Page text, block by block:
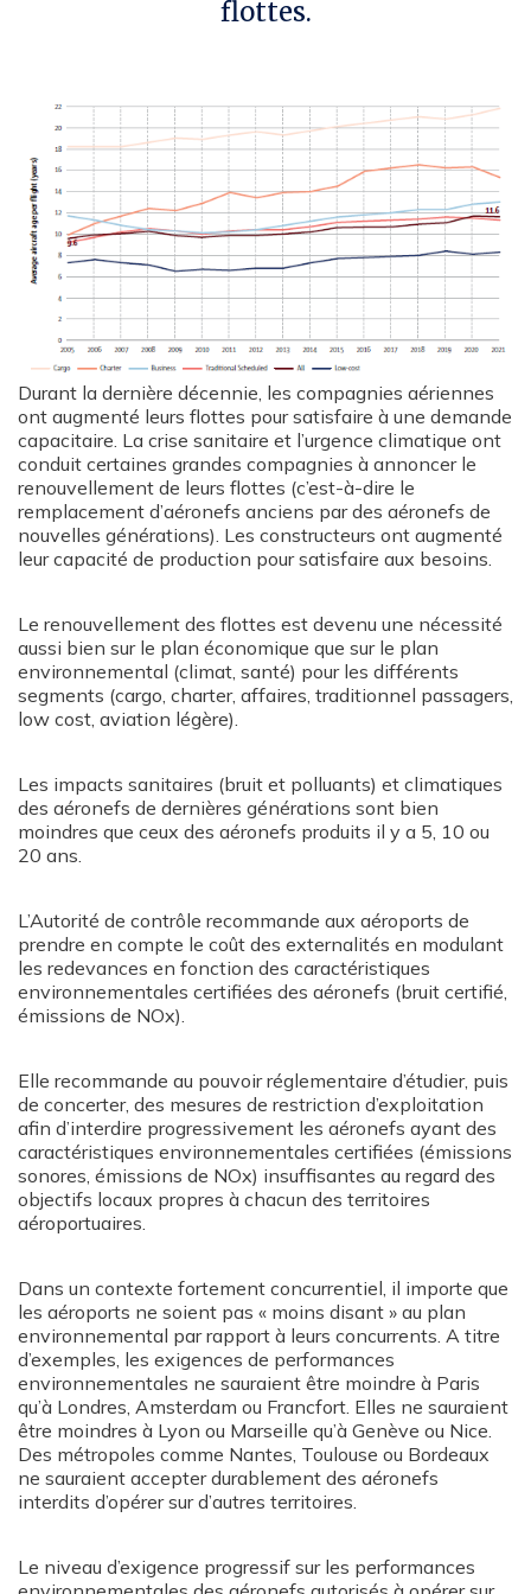
flottes.
Graphique
illustrant
l'âge
moyen
présenté
par
les
aéronefs
Durant la dernière décennie, les compagnies aériennes
ont augmenté leurs flottes pour satisfaire à une demande
capacitaire. La crise sanitaire et l’urgence climatique ont
conduit certaines grandes compagnies à annoncer le
renouvellement de leurs flottes (c’est-à-dire le
remplacement d’aéronefs anciens par des aéronefs de
nouvelles générations). Les constructeurs ont augmenté
leur capacité de production pour satisfaire aux besoins.
Le renouvellement des flottes est devenu une nécessité
aussi bien sur le plan économique que sur le plan
environnemental (climat, santé) pour les différents
segments (cargo, charter, affaires, traditionnel passagers,
low cost, aviation légère).
Les impacts sanitaires (bruit et polluants) et climatiques
des aéronefs de dernières générations sont bien
moindres que ceux des aéronefs produits il y a 5, 10 ou
20 ans.
L’Autorité de contrôle recommande aux aéroports de
prendre en compte le coût des externalités en modulant
les redevances en fonction des caractéristiques
environnementales certifiées des aéronefs (bruit certifié,
émissions de NOx).
Elle recommande au pouvoir réglementaire d’étudier, puis
de concerter, des mesures de restriction d’exploitation
afin d’interdire progressivement les aéronefs ayant des
caractéristiques environnementales certifiées (émissions
sonores, émissions de NOx) insuffisantes au regard des
objectifs locaux propres à chacun des territoires
aéroportuaires.
Dans un contexte fortement concurrentiel, il importe que
les aéroports ne soient pas « moins disant » au plan
environnemental par rapport à leurs concurrents. A titre
d’exemples, les exigences de performances
environnementales ne sauraient être moindre à Paris
qu’à Londres, Amsterdam ou Francfort. Elles ne sauraient
être moindres à Lyon ou Marseille qu’à Genève ou Nice.
Des métropoles comme Nantes, Toulouse ou Bordeaux
ne sauraient accepter durablement des aéronefs
interdits d’opérer sur d’autres territoires.
Le niveau d’exigence progressif sur les performances